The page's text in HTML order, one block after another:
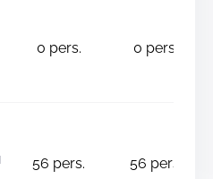
0 pers. 0 pers.
56 pers. 56 pers.